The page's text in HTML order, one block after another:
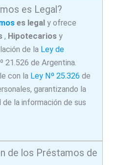
es Legal?
es legal y ofrece
, Hipotecarios y
de la Ley de
21.526 de Argentina.
con la Ley Nº 25.326 de
garantizando la
la información de sus
de los Préstamos de